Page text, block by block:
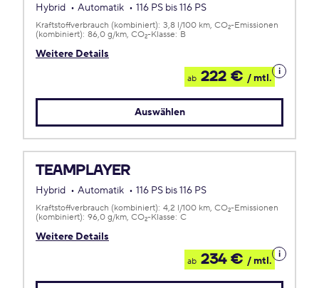
Hybrid Automatik 116 PS bis 116 PS
Weitere Details
Kraftstoffverbrauch (kombiniert): 3,8 l/100 km CO2-Emissionen
(kombiniert): 86,0 g/km CO2-Klasse: B
ab 222 € / mtl.
Details
zum
Auswählen
TEAMPLAYER
Hybrid Automatik 116 PS bis 116 PS
Weitere Details
Kraftstoffverbrauch (kombiniert): 4,2 l/100 km CO2-Emissionen
(kombiniert): 96,0 g/km CO2-Klasse: C
ab 234 € / mtl.
Details
zum